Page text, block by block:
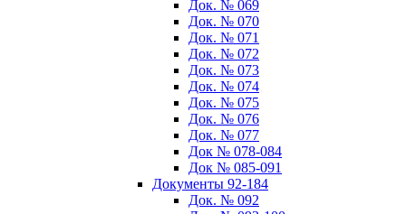
Док. № 069
Док. № 070
Док. № 071
Док. № 072
Док. № 073
Док. № 074
Док. № 075
Док. № 076
Док. № 077
Док № 078-084
Док № 085-091
Документы 92-184
Док. № 092